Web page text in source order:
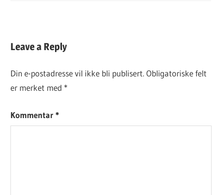
GRATISOPPSKRIFT
Leave a Reply
Din e-postadresse vil ikke bli publisert. Obligatoriske felt
er merket med *
Kommentar*